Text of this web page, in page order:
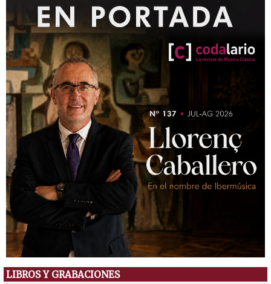
LIBROS Y GRABACIONES